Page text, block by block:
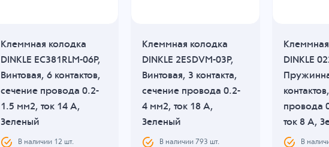
Клеммная колодка
DINKLE EC381RLM-06P,
Винтовая, 6 контактов,
сечение провода 0.2-
1.5 мм2, ток 14 A,
Зеленый
В наличии 12 шт.
Клеммная колодка
DINKLE 2ESDVM-03P,
Винтовая, 3 контакта,
сечение провода 0.2-
4 мм2, ток 18 A,
Зеленый
В наличии 793 шт.
DINKLE
провода
ток 8 A,
В